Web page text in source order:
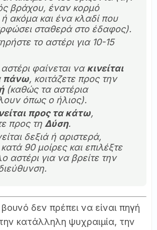
βράχου, έναν κορμό
ακόμα και ένα κλαδί που
σταθερά στο έδαφος).
το αστέρι για 10-15
φαίνεται νακινείται
πάνω, κοιτάζετε προς την
(καθώς τα αστέρια
όπως ο ήλιος).
προς τα κάτω,
προς τη Δύση.
δεξιά ή αριστερά,
90 μοίρες και επιλέξτε
αστέρι για να βρείτε την
δεν πρέπει να είναι πηγή
κατάλληλη ψυχραιμία, την